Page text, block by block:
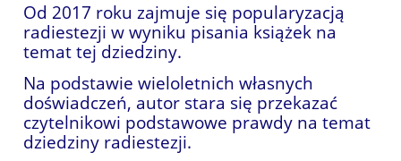
Od 2017 roku zajmuje się popularyzacją
radiestezji w wyniku pisania książek na
temat tej dziedziny.
Na podstawie wieloletnich własnych
doświadczeń, autor stara się przekazać
czytelnikowi podstawowe prawdy na temat
dziedziny radiestezji.